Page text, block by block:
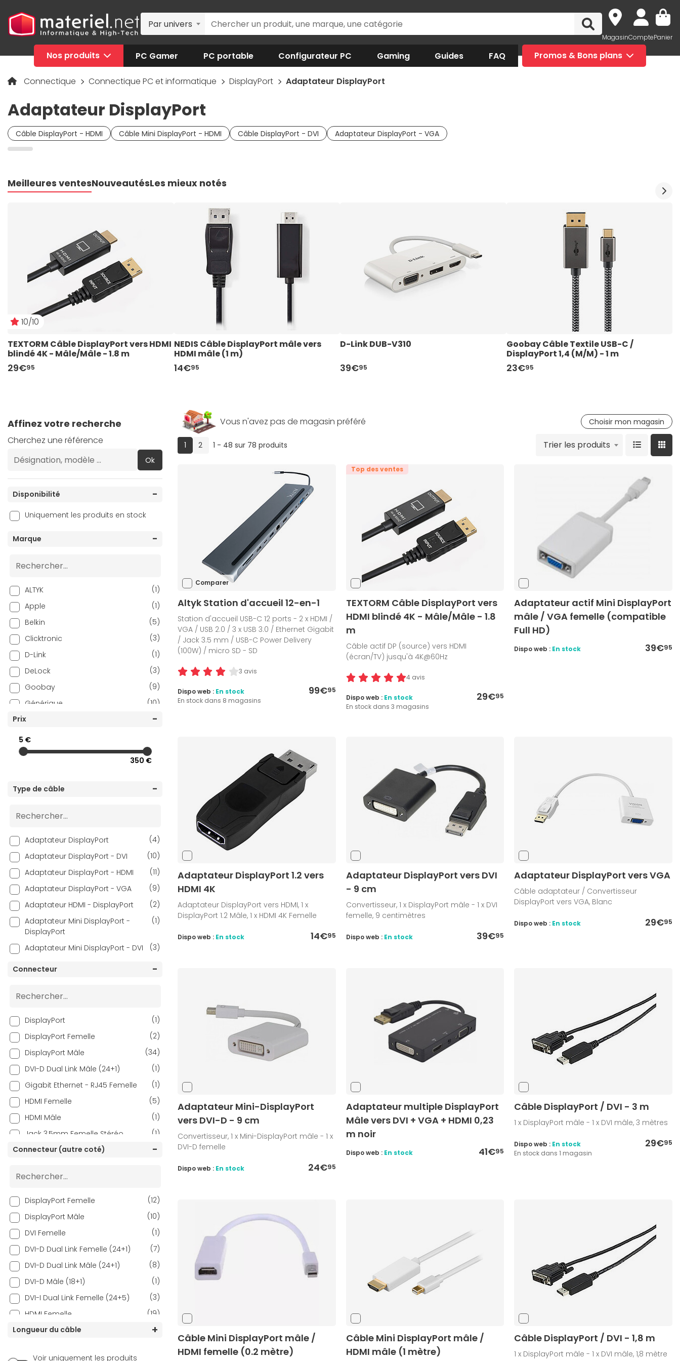
Par univers
MagasinComptePanier
Nos produits PC Gamer PC portable Configurateur PC Gaming Guides FAQ Promos & Bons plans
Connectique Connectique PC et informatique DisplayPort Adaptateur DisplayPort
Adaptateur DisplayPort
Câble DisplayPort - HDMI Câble Mini DisplayPort - HDMI Câble DisplayPort - DVI Adaptateur DisplayPort - VGA
Meilleures ventesNouveautésLes mieux notés
10/10
TEXTORM Câble DisplayPort vers HDMI
blindé 4K - Mâle/Mâle - 1.8 m
29€95
NEDIS Câble DisplayPort mâle vers
HDMI mâle (1 m)
14€95
D-Link DUB-V310
39€95
Goobay Câble Textile USB-C /
DisplayPort 1,4 (M/M) - 1 m
23€95
Affinez votre recherche
Cherchez une référence
Ok
Disponibilité
Uniquement les produits en stock
Marque
ALTYK
(1)
Apple
(1)
Belkin
(5)
Clicktronic
(3)
D-Link
(1)
DeLock
(3)
Goobay
(9)
Générique
(10)
i-tec
(5)
ICY BOX
NEDIS
(9)
Textorm
Prix
5 €
350 €
Type de câble
Adaptateur DisplayPort
(4)
Adaptateur DisplayPort - DVI
(10)
Adaptateur DisplayPort - HDMI
(11)
Adaptateur DisplayPort - VGA
(9)
Adaptateur HDMI - DisplayPort
(2)
Adaptateur Mini DisplayPort -
DisplayPort
(1)
Adaptateur Mini DisplayPort - DVI
(3)
Adaptateur USB - DisplayPort
Connecteur
DisplayPort
(1)
DisplayPort Femelle
(2)
DisplayPort Mâle
(34)
DVI-D Dual Link Mâle (24+1)
(1)
Gigabit Ethernet - RJ45 Femelle
(1)
HDMI Femelle
(5)
HDMI Mâle
(1)
Jack 3,5mm Femelle Stéréo
(1)
micro SD
(1)
micro SDXC
Mini DisplayPort
(16)
RJ45 Femelle
(2)
SD (Secure Digital)
(1)
SDHC
(1)
SDXC
(1)
USB 2.0 Type A Femelle
(1)
USB 3.0
(1)
USB 3.0 Type A Femelle
(2)
USB 3.0 Type A Mâle
(1)
Connecteur (autre coté)
DisplayPort Femelle
(12)
DisplayPort Mâle
(10)
DVI Femelle
(1)
DVI-D Dual Link Femelle (24+1)
(7)
DVI-D Dual Link Mâle (24+1)
(8)
DVI-D Mâle (18+1)
(1)
DVI-I Dual Link Femelle (24+5)
(3)
HDMI Femelle
(19)
HDMI Mâle
(9)
Longueur du câble
Voir uniquement les produits
Vous n'avez pas de magasin préféré Choisir mon magasin
1(current)
2 1 - 48 sur 78 produits Trier les produits
Comparer
Altyk Station d'accueil 12-en-1
Station d'accueil USB-C 12 ports - 2 x HDMI /
VGA / USB 2.0 / 3 x USB 3.0 / Ethernet Gigabit
/ Jack 3.5 mm / USB-C Power Delivery
(100W) / micro SD - SD
3 avis
99€95
Dispo web : En stock
En stock dans 8 magasins
Top des ventes
TEXTORM Câble DisplayPort vers
HDMI blindé 4K - Mâle/Mâle - 1.8
m
Câble actif DP (source) vers HDMI
(écran/TV) jusqu'à 4K@60Hz
4 avis
29€95
Dispo web : En stock
En stock dans 3 magasins
Adaptateur actif Mini DisplayPort
mâle / VGA femelle (compatible
Full HD)
39€95
Dispo web : En stock
Adaptateur DisplayPort 1.2 vers
HDMI 4K
Adaptateur DisplayPort vers HDMI, 1 x
DisplayPort 1.2 Mâle, 1 x HDMI 4K Femelle
14€95
Dispo web : En stock
Adaptateur DisplayPort vers DVI
- 9 cm
Convertisseur, 1 x DisplayPort mâle - 1 x DVI
femelle, 9 centimètres
39€95
Dispo web : En stock
Adaptateur DisplayPort vers VGA
Câble adaptateur / Convertisseur
DisplayPort vers VGA, Blanc
29€95
Dispo web : En stock
Adaptateur Mini-DisplayPort
vers DVI-D - 9 cm
Convertisseur, 1 x Mini-DisplayPort mâle - 1 x
DVI-D femelle
24€95
Dispo web : En stock
Adaptateur multiple DisplayPort
Mâle vers DVI + VGA + HDMI 0,23
m noir
41€95
Dispo web : En stock
Câble DisplayPort / DVI - 3 m
1 x DisplayPort mâle - 1 x DVI mâle, 3 mètres
29€95
Dispo web : En stock
En stock dans 1 magasin
Câble Mini DisplayPort mâle /
HDMI femelle (0.2 mètre)
Câble Mini DisplayPort mâle /
HDMI mâle (1 mètre)
Câble DisplayPort / DVI - 1,8 m
1 x DisplayPort mâle - 1 x DVI mâle, 1,8 mètre